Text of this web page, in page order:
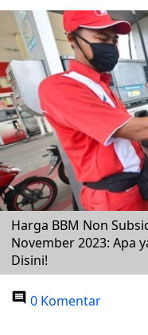
Harga BBM Non
November 2023: Apa
Disini!
0 Komentar